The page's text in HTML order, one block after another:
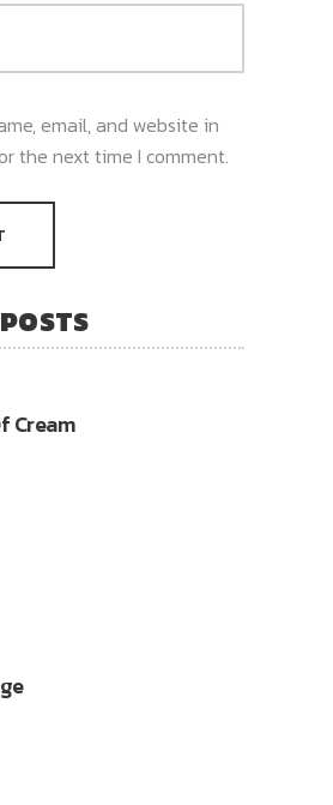
email, and website in
the next time I comment.
Cream